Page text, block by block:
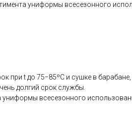
униформы всесезонного
при t до 75−85ºС и сушке в
долгий срок службы.
всесезонного